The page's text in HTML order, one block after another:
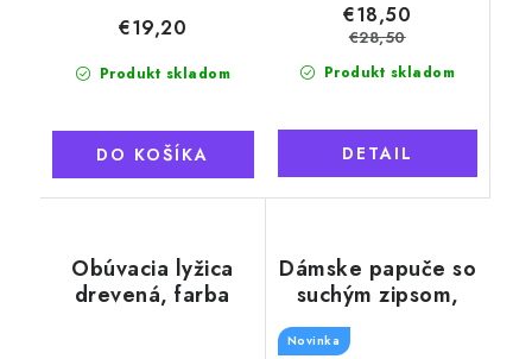
Produkt skladom
€19,20
DO KOŠÍKA
Produkt skladom
€18,50
€28,50
DETAIL
Obúvacia lyžica
drevená, farba
Dámske papuče so
suchým zipsom,
šedý lem
Novinka